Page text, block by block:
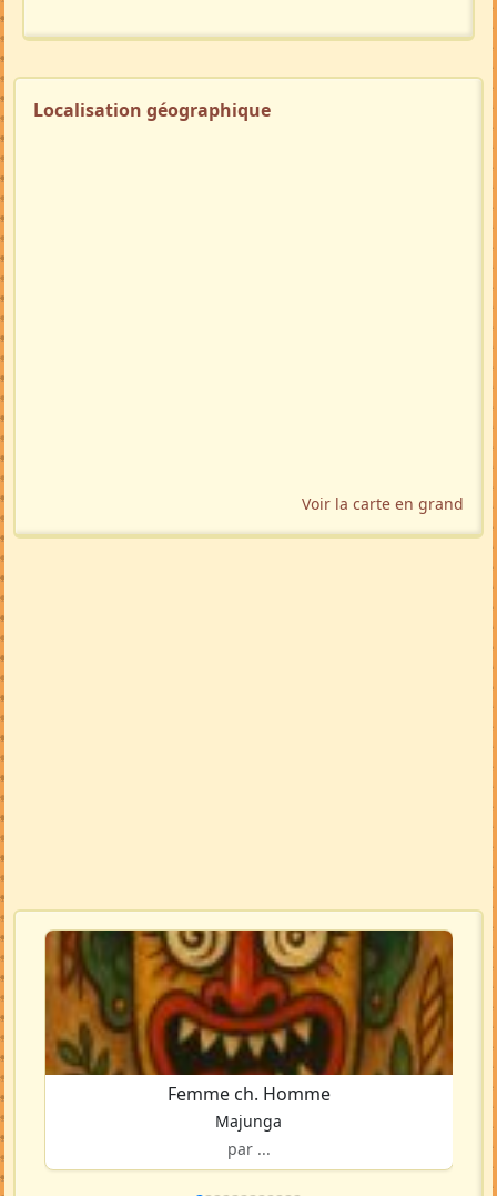
Localisation géographique
Voir la carte en grand
Femme ch. Homme
Majunga
par ...